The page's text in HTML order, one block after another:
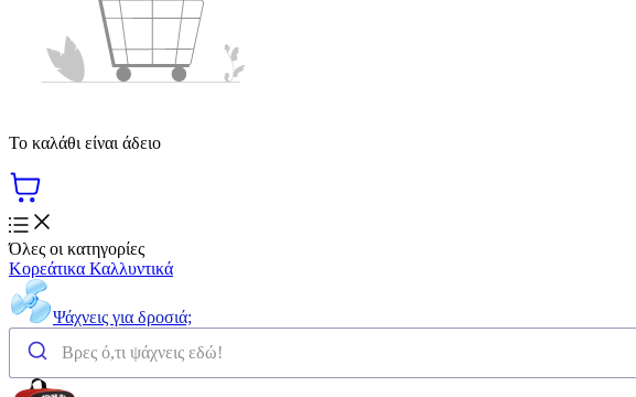
Το καλάθι είναι άδειο
Όλες οι κατηγορίες
Κορεάτικα Καλλυντικά
Ψάχνεις για δροσιά;